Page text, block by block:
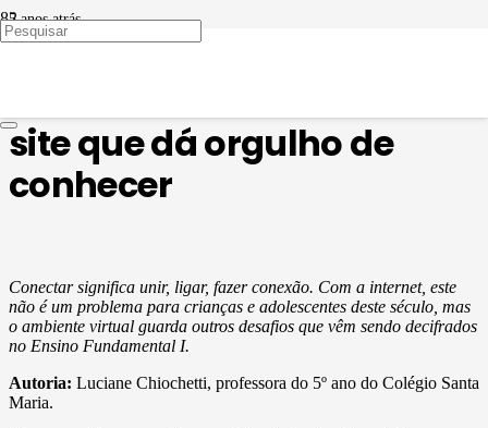
5 anos atrás
METODOLOGIAS ATIVAS
site que dá orgulho de
conhecer
Conectar significa unir, ligar, fazer conexão. Com a internet, este
não é um problema para crianças e adolescentes deste século, mas
o ambiente virtual guarda outros desafios que vêm sendo decifrados
no Ensino Fundamental I.
Autoria: Luciane Chiochetti, professora do 5º ano do Colégio Santa
Maria.